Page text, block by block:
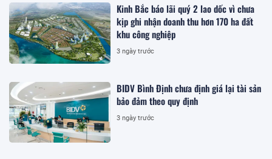
Kinh Bắc báo lãi quý 2 lao dốc vì chưa
kịp ghi nhận doanh thu hơn 170 ha đất
khu công nghiệp
3 ngày trước
BIDV Bình Định chưa định giá lại tài sản
bảo đảm theo quy định
3 ngày trước